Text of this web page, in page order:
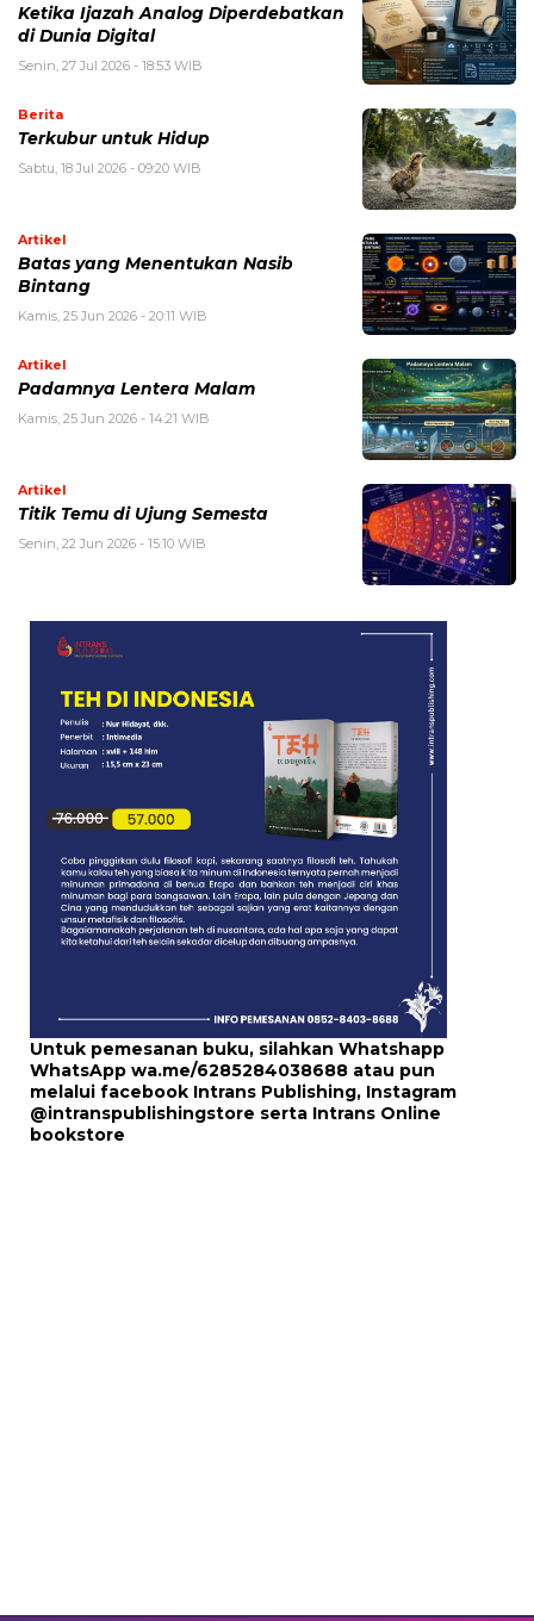
Ketika Ijazah Analog Diperdebatkan
di Dunia Digital
Senin, 27 Jul 2026 - 18:53 WIB
Berita
Terkubur untuk Hidup
Sabtu, 18 Jul 2026 - 09:20 WIB
Artikel
Batas yang Menentukan Nasib
Bintang
Kamis, 25 Jun 2026 - 20:11 WIB
Artikel
Padamnya Lentera Malam
Kamis, 25 Jun 2026 - 14:21 WIB
Artikel
Titik Temu di Ujung Semesta
Senin, 22 Jun 2026 - 15:10 WIB
Untuk pemesanan buku, silahkan Whatshapp
WhatsApp wa.me/6285284038688 atau pun
melalui facebook Intrans Publishing, Instagram
@intranspublishingstore serta Intrans Online
bookstore